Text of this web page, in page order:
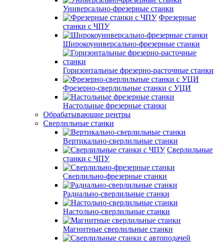
Универсально-фрезерные станки
Фрезерные
станки с ЧПУ
Широкоуниверсально-фрезерные станки
Горизонтальные фрезерно-расточные станки
Фрезерно-сверлильные станки с УЦИ
Настольные фрезерные станки
Обрабатывающие центры
Сверлильные станки
Вертикально-сверлильные станки
Сверлильные
станки с ЧПУ
Сверлильно-фрезерные станки
Радиально-сверлильные станки
Настольно-сверлильные станки
Магнитные сверлильные станки